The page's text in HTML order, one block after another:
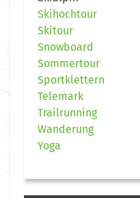
Skihochtour
Skitour
Snowboard
Sommertour
Sportklettern
Telemark
Trailrunning
Wanderung
Yoga